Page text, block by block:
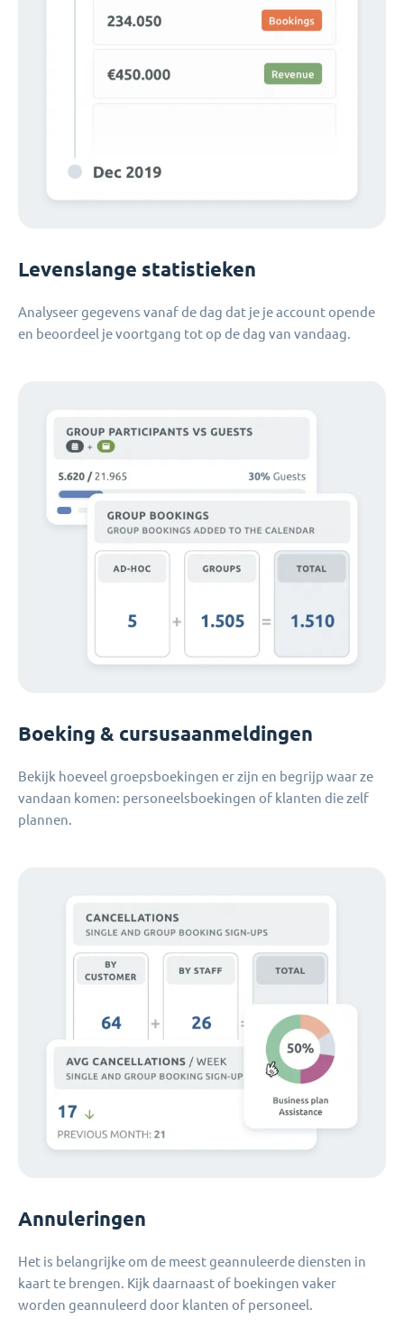
Levenslange statistieken
Analyseer gegevens vanaf de dag dat je je account opende
en beoordeel je voortgang tot op de dag van vandaag.
Boeking & cursusaanmeldingen
Bekijk hoeveel groepsboekingen er zijn en begrijp waar ze
vandaan komen: personeelsboekingen of klanten die zelf
plannen.
Annuleringen
Het is belangrijke om de meest geannuleerde diensten in
kaart te brengen. Kijk daarnaast of boekingen vaker
worden geannuleerd door klanten of personeel.